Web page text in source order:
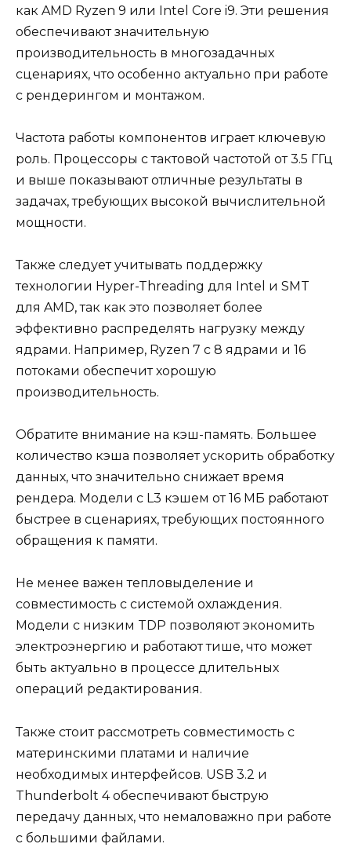
как AMD Ryzen 9 или Intel Core i9. Эти решения
обеспечивают значительную
производительность в многозадачных
сценариях, что особенно актуально при работе
с рендерингом и монтажом.
Частота работы компонентов играет ключевую
роль. Процессоры с тактовой частотой от 3.5 ГГц
и выше показывают отличные результаты в
задачах, требующих высокой вычислительной
мощности.
Также следует учитывать поддержку
технологии Hyper-Threading для Intel и SMT
для AMD, так как это позволяет более
эффективно распределять нагрузку между
ядрами. Например, Ryzen 7 с 8 ядрами и 16
потоками обеспечит хорошую
производительность.
Обратите внимание на кэш-память. Большее
количество кэша позволяет ускорить обработку
данных, что значительно снижает время
рендера. Модели с L3 кэшем от 16 МБ работают
быстрее в сценариях, требующих постоянного
обращения к памяти.
Не менее важен тепловыделение и
совместимость с системой охлаждения.
Модели с низким TDP позволяют экономить
электроэнергию и работают тише, что может
быть актуально в процессе длительных
операций редактирования.
Также стоит рассмотреть совместимость с
материнскими платами и наличие
необходимых интерфейсов. USB 3.2 и
Thunderbolt 4 обеспечивают быструю
передачу данных, что немаловажно при работе
с большими файлами.